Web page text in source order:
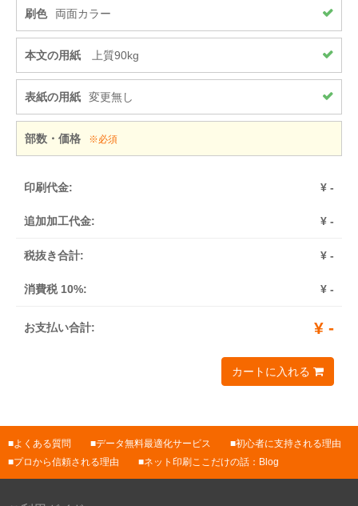
刷色 両面カラー
本文の用紙 上質90kg
表紙の用紙 変更無し
部数・価格 ※必須
印刷代金: ¥ -
追加加工代金: ¥ -
税抜き合計: ¥ -
消費税 10%: ¥ -
お支払い合計: ¥ -
カートに入れる
よくある質問 データ無料最適化サービス
初心者に支持される理由
プロから信頼される理由
ネット印刷ここだけの話：Blog